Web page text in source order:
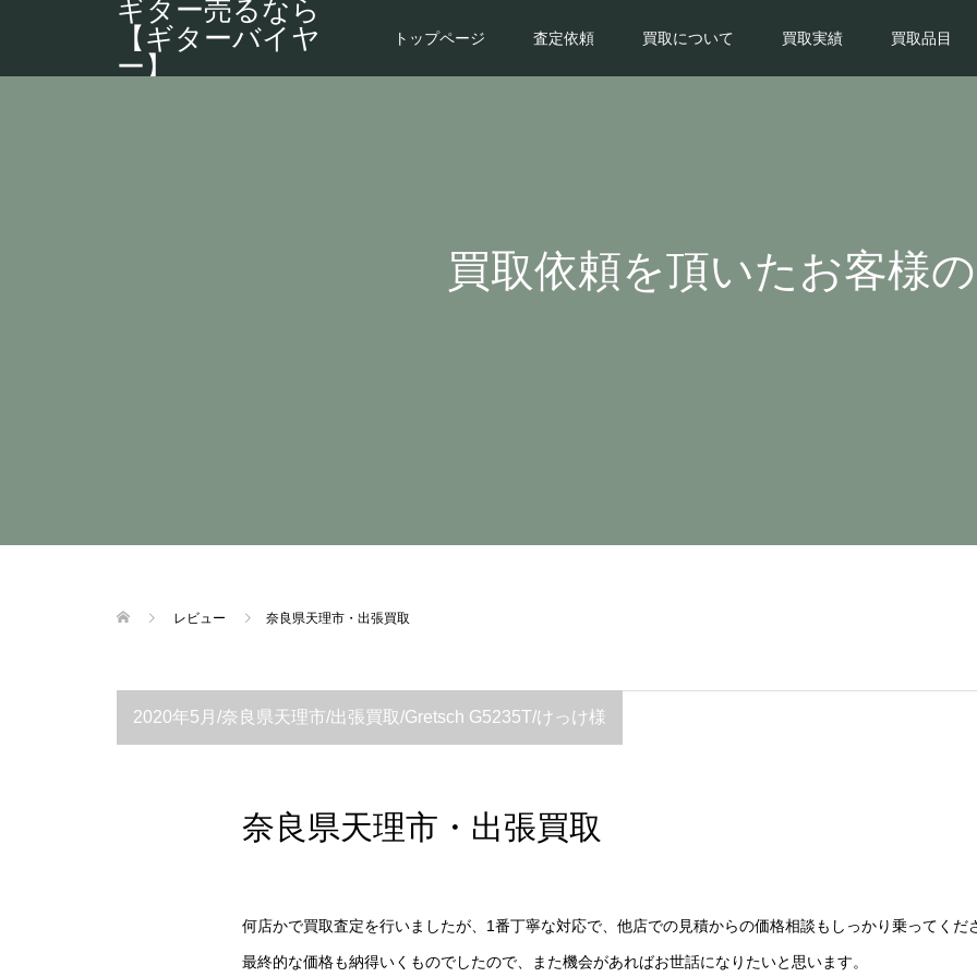
ギター売るなら
【ギターバイヤ
ー】
トップページ 査定依頼 買取について 買取実績 買取品目
買取依頼を頂いたお客様
レビュー 奈良県天理市・出張買取
2020年5月/奈良県天理市/出張買取/Gretsch G5235T/けっけ様
奈良県天理市・出張買取
何店かで買取査定を行いましたが、1番丁寧な対応で、他店での見積からの価格相談もしっかり乗ってくだ
最終的な価格も納得いくものでしたので、また機会があればお世話になりたいと思います。